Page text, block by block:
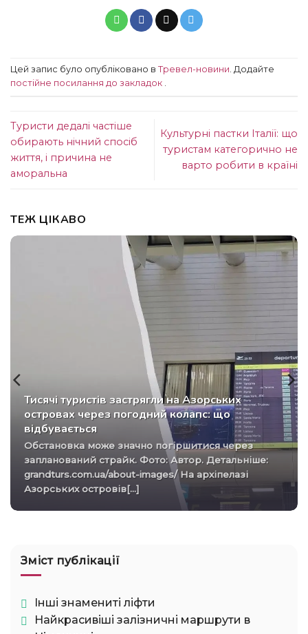
Цей запис було опубліковано в Тревел-новини. Додайте
постійне посилання до закладок .
Туристи дедалі частіше
обирають нічний спосіб
життя, і причина не
аморальна
Культурні пастки Італії: що
туристам категорично не
варто робити в країні
ТЕЖ ЦІКАВО
Тисячі туристів застрягли на Азорських
островах через погодний колапс: що
відбувається
Обстановка може значно погіршитися через
запланований страйк. Фото: Автор. Детальніше:
grandturs.com.ua/about-images/ На архіпелазі
Азорських островів[...]
Зміст публікації
Інші знамениті ліфти
Найкрасивіші залізничні маршрути в